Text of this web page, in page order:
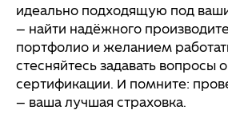
идеально подходящую под
— найти надёжного
портфолио и желанием
стесняйтесь задавать вопросы
сертификации. И помните:
— ваша лучшая страховка.